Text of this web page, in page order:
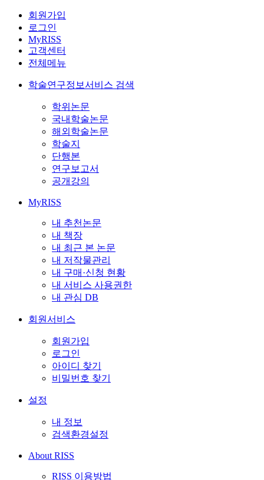
회원가입
로그인
MyRISS
고객센터
전체메뉴
학술연구정보서비스 검색
학위논문
국내학술논문
해외학술논문
학술지
단행본
연구보고서
공개강의
MyRISS
내 추천논문
내 책장
내 최근 본 논문
내 저작물관리
내 구매·신청 현황
내 서비스 사용권한
내 관심 DB
회원서비스
회원가입
로그인
아이디 찾기
비밀번호 찾기
설정
내 정보
검색환경설정
About RISS
RISS 이용방법